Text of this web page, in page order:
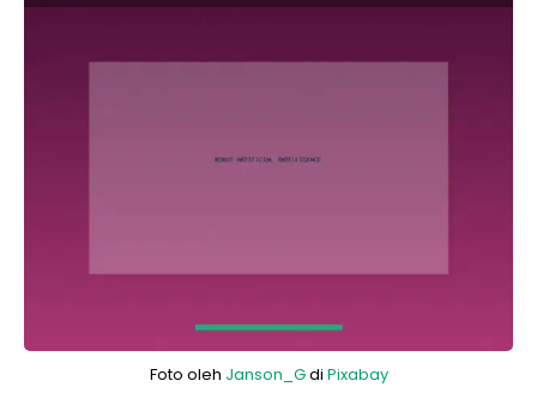
Foto oleh Janson_Gdi Pixabay